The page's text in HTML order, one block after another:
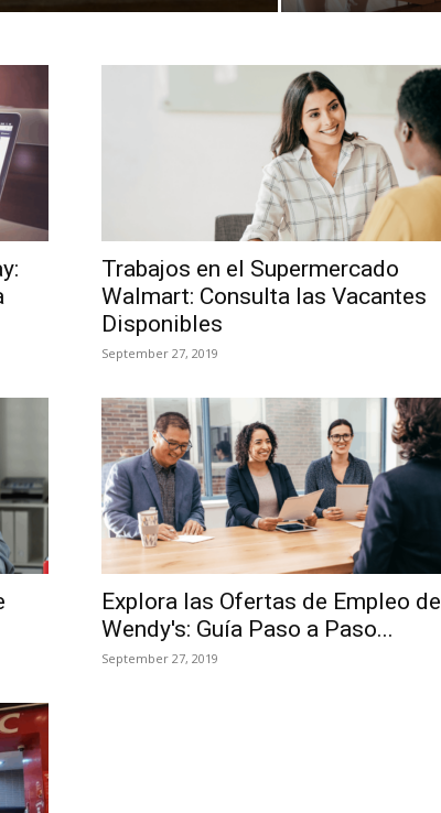
Trabajos en el Supermercado
Walmart: Consulta las Vacantes
Disponibles
September 27, 2019
Explora las Ofertas de Empleo de
Wendy's: Guía Paso a Paso...
September 27, 2019